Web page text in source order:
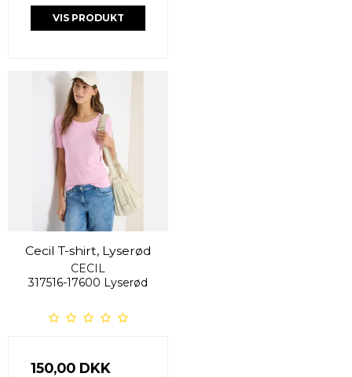
VIS PRODUKT
Cecil T-shirt, Lyserød
CECIL
317516-17600 Lyserød
150,00 DKK